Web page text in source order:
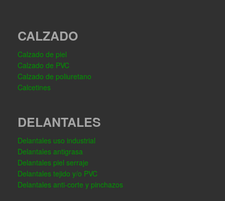
CALZADO
Calzado de piel
Calzado de PVC
Calzado de poliuretano
Calcetines
DELANTALES
Delantales uso industrial
Delantales antigrasa
Delantales piel serraje
Delantales tejido y/o PVC
Delantales anti-corte y pinchazos